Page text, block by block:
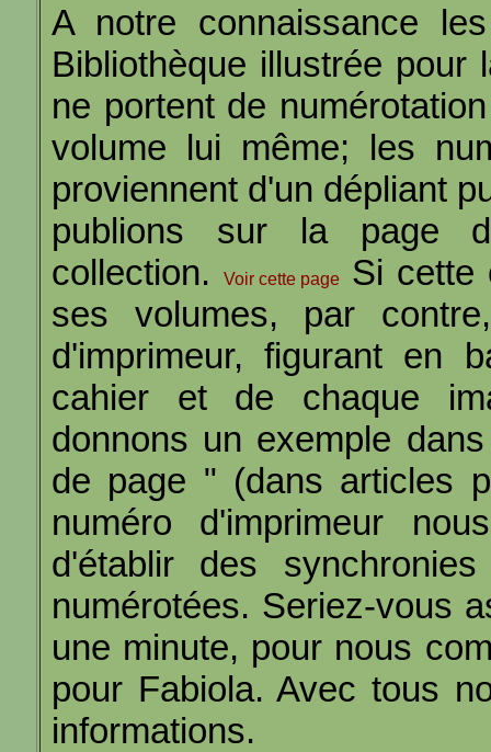
A notre connaissance
Bibliothèque illustrée pour
ne portent de
volume lui même; les
proviennent d'un dépliant
publions sur la page
collection.
Voir cette pageSi cette
ses volumes, par
d'imprimeur, figurant en
cahier et de chaque
donnons un exemple
de page " (dans articles
numéro d'imprimeur
d'établir des
numérotées. Seriez-vous
une minute, pour nous
pour Fabiola. Avec tous
informations.